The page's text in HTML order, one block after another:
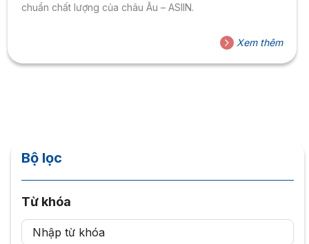
chuẩn chất lượng của châu Âu – ASIIN.
Xem thêm
Bộ lọc
Từ khóa